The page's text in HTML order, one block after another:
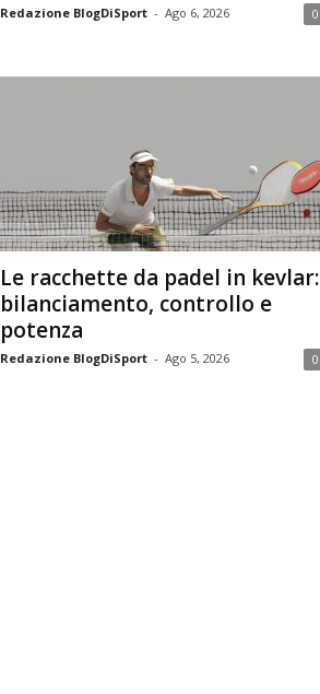
Redazione BlogDiSport - Ago 6, 2026 0
Le racchette da padel in kevlar:
bilanciamento, controllo e
potenza
Redazione BlogDiSport - Ago 5, 2026 0